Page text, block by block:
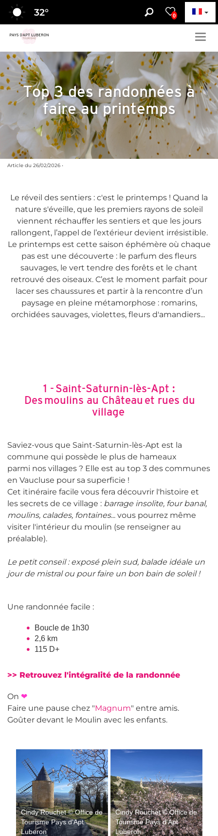
32° 0
Top 3 des randonnées à
faire au printemps
Article du 26/02/2026 •
Le réveil des sentiers : c'est le printemps ! Quand la
nature s'éveille, que les premiers rayons de soleil
viennent réchauffer les sentiers et que les jours
rallongent, l’appel de l’extérieur devient irrésistible.
Le printemps est cette saison éphémère où chaque
pas est une découverte : le parfum des fleurs
sauvages, le vert tendre des forêts et le chant
retrouvé des oiseaux. C’est le moment parfait pour
lacer ses chaussures et partir à la rencontre d’un
paysage en pleine métamorphose : romarins,
orchidées sauvages, violettes, fleurs d'amandiers...
1 - Saint-Saturnin-lès-Apt :
Des moulins au Château et rues du
village
Saviez-vous que Saint-Saturnin-lès-Apt est la
commune qui possède le plus de hameaux
parmi nos villages ? Elle est au top 3 des communes
en Vaucluse pour sa superficie !
Cet itinéraire facile vous fera découvrir l'histoire et
les secrets de ce village : barrage insolite, four banal,
moulins, calades, fontaines... vous pourrez même
visiter l'intérieur du moulin (se renseigner au
préalable).
Le petit conseil : exposé plein sud, balade idéale un
jour de mistral ou pour faire un bon bain de soleil !
Une randonnée facile :
Boucle de 1h30
2,6 km
115 D+
>> Retrouvez l'intégralité de la randonnée
On ❤
Faire une pause chez "Magnum" entre amis.
Goûter devant le Moulin avec les enfants.
Cindy Rouchet © Office de
Tourisme Pays d'Apt
Luberon
Cindy Rouchet © Office de
Tourisme Pays d'Apt
Luberon